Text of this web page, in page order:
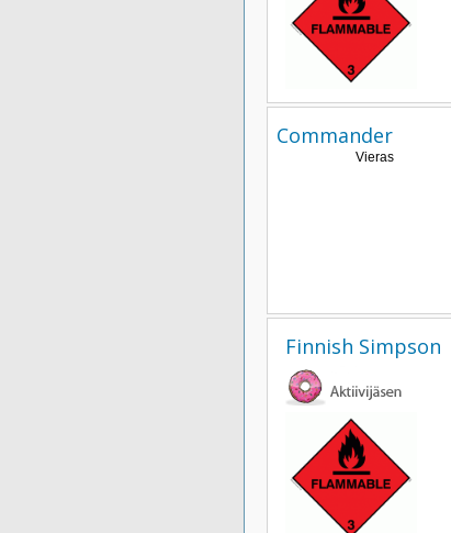
Commander
Vieras
Finnish Simpson